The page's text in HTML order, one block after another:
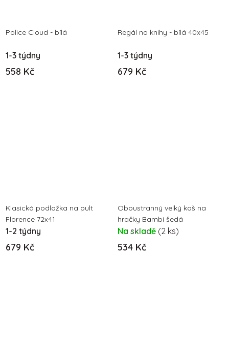
Police Cloud - bílá
1-3 týdny
558 Kč
Regál na knihy - bílá 40x45
1-3 týdny
679 Kč
Klasická podložka na pult
Florence 72x41
1-2 týdny
679 Kč
Oboustranný velký koš na
hračky Bambi šedá
Na skladě (2 ks)
534 Kč